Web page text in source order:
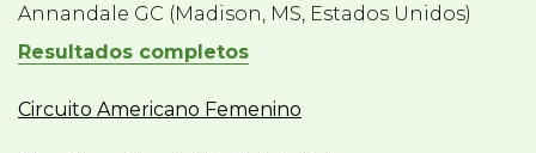
Annandale GC (Madison, MS, Estados Unidos)
Resultados completos
Circuito Americano Femenino